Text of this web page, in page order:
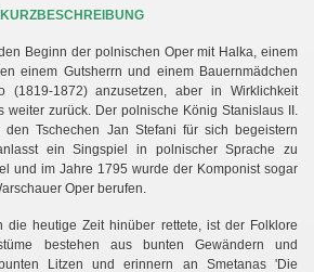
KURZBESCHREIBUNG
Beginn der polnischen Oper mit Halka, einem
einem Gutsherrn und einem Bauernmädchen
(1819-1872) anzusetzen, aber in Wirklichkeit
weiter zurück. Der polnische König Stanislaus II.
den Tschechen Jan Stefani für sich begeistern
ein Singspiel in polnischer Sprache zu
und im Jahre 1795 wurde der Komponist sogar
Oper berufen.
die heutige Zeit hinüber rettete, ist der Folklore
bestehen aus bunten Gewändern und
Litzen und erinnern an Smetanas 'Die